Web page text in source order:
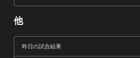
他
昨日の試合結果